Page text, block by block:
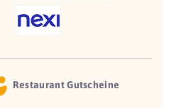
Restaurant Gutscheine